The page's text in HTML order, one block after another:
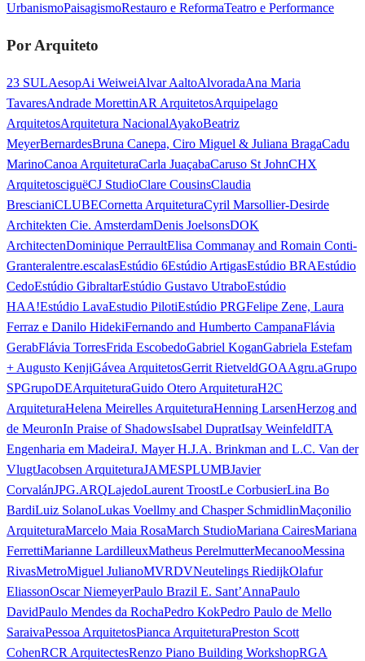
UrbanismoPaisagismoRestauro e ReformaTeatro e Performance
Por Arquiteto
23 SULAesopAi WeiweiAlvar AaltoAlvoradaAna Maria
TavaresAndrade MorettinAR ArquitetosArquipelago
ArquitetosArquitetura NacionalAyakoBeatriz
MeyerBernardesBruna Canepa, Ciro Miguel & Juliana BragaCadu
MarinoCanoa ArquiteturaCarla JuaçabaCaruso St JohnCHX
ArquitetosciguëCJ StudioClare CousinsClaudia
BrescianiCLUBECornetta ArquiteturaCyril Marsollier-Desirde
Architekten Cie. AmsterdamDenis JoelsonsDOK
ArchitectenDominique PerraultElisa Commanay and Romain Conti-
Granteralentre.escalasEstúdio 6Estúdio ArtigasEstúdio BRAEstúdio
CedoEstúdio GibraltarEstúdio Gustavo UtraboEstúdio
HAA!Estúdio LavaEstudio PilotiEstúdio PRGFelipe Zene, Laura
Ferraz e Danilo HidekiFernando and Humberto CampanaFlávia
GerabFlávia TorresFrida EscobedoGabriel KoganGabriela Estefam
+ Augusto KenjiGávea ArquitetosGerrit RietveldGOAAgru.aGrupo
SPGrupoDEArquiteturaGuido Otero ArquiteturaH2C
ArquiteturaHelena Meirelles ArquiteturaHenning LarsenHerzog and
de MeuronIn Praise of ShadowsIsabel DupratIsay WeinfeldITA
Engenharia em MadeiraJ. Mayer H.J.A. Brinkman and L.C. Van der
VlugtJacobsen ArquiteturaJAMESPLUMBJavier
CorvalánJPG.ARQLajedoLaurent TroostLe CorbusierLina Bo
BardiLuiz SolanoLukas Voellmy and Chasper SchmidlinMaçonilio
ArquiteturaMarcelo Maia RosaMarch StudioMariana CairesMariana
FerrettiMarianne LardilleuxMatheus PerelmutterMecanooMessina
RivasMetroMiguel JulianoMVRDVNeutelings RiedijkOlafur
EliassonOscar NiemeyerPaulo Brazil E. Sant’AnnaPaulo
DavidPaulo Mendes da RochaPedro KokPedro Paulo de Mello
SaraivaPessoa ArquitetosPianca ArquiteturaPreston Scott
CohenRCR ArquitectesRenzo Piano Building WorkshopRGA